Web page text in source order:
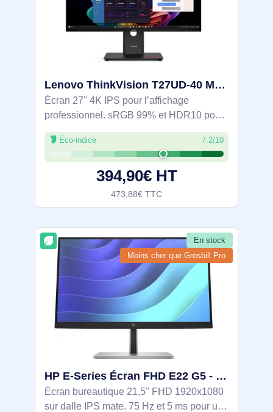
Lenovo ThinkVision T27UD-40 Moniteur - 64AFGAT2EU
Écran 27" 4K IPS pour l’affichage
professionnel. sRGB 99% et HDR10 pour
une couleur fiable. Station d’accueil
USB‑C à câble unique: alimentation
jusqu’à 100 W, données et vidéo, plus
RJ‑45, USB‑A et
Éco-indice 7.2/10
394,90€ HT
473,88€ TTC
En stock
Moins cher que Grosbill Pro
HP E-Series Écran FHD E22 G5 - 6N4E8AA#ABB
Écran bureautique 21,5'' FHD 1920x1080
sur dalle IPS mate. 75 Hz et 5 ms pour une